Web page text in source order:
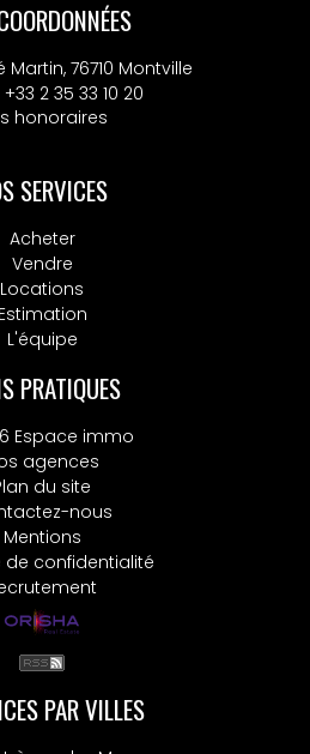
Martin, 76710 Montville
+33 2 35 33 10 20
honoraires
SERVICES
Acheter
Vendre
Locations
Estimation
L'équipe
PRATIQUES
Espace immo
agences
du site
nous
Mentions
de confidentialité
PAR VILLES